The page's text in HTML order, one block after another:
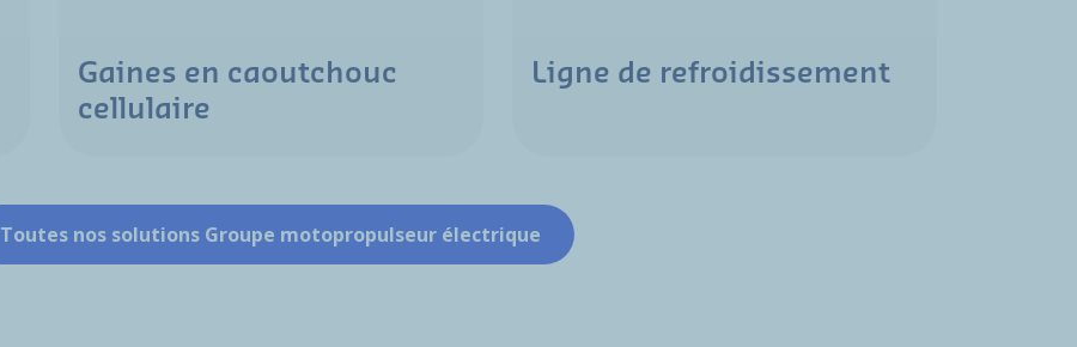
Gaines en caoutchouc
cellulaire
Ligne de refroidissement
Toutes nos solutions Groupe motopropulseur électrique